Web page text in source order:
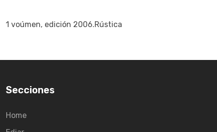
1 voúmen, edición 2006.Rústica
Secciones
Home